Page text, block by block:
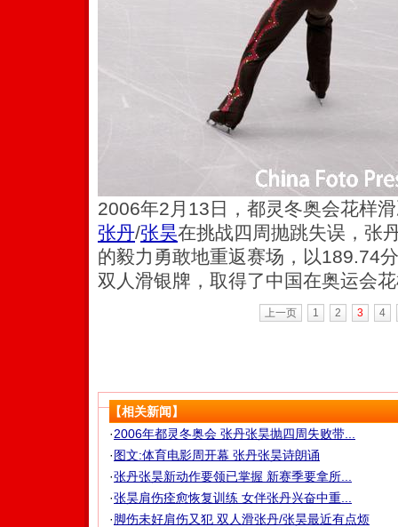
2006年2月13日，都灵冬奥会花样
张丹/张昊在挑战四周抛跳失误，张
的毅力勇敢地重返赛场，以189.74
双人滑银牌，取得了中国在奥运会
上一页 1 2 3 4
【相关新闻】
·2006年都灵冬奥会 张丹张昊抛四周失败带...
·图文:体育电影周开幕 张丹张昊诗朗诵
·张丹张昊新动作要领已掌握 新赛季要拿所...
·张昊肩伤痊愈恢复训练 女伴张丹兴奋中重...
·脚伤未好肩伤又犯 双人滑张丹/张昊最近有点烦